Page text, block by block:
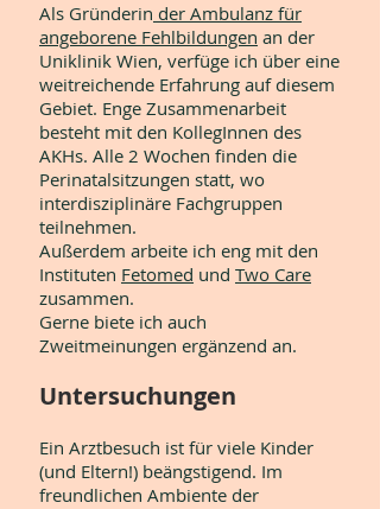
Als Gründerin der Ambulanz für
angeborene Fehlbildungen an der
Uniklinik Wien, verfüge ich über eine
weitreichende Erfahrung auf diesem
Gebiet. Enge Zusammenarbeit
besteht mit den KollegInnen des
AKHs. Alle 2 Wochen finden die
Perinatalsitzungen statt, wo
interdisziplinäre Fachgruppen
teilnehmen.
Außerdem arbeite ich eng mit den
Instituten Fetomed und Two Care
zusammen.
Gerne biete ich auch
Zweitmeinungen ergänzend an.
Untersuchungen
Ein Arztbesuch ist für viele Kinder
(und Eltern!) beängstigend. Im
freundlichen Ambiente der